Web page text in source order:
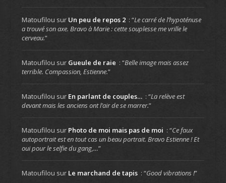
Matoufilou sur Un peu de repos 2 : “Le carré de l’hypoténuse
a trouvé son axe. Bravo à Marie : cette souplesse me vrille le
cerveau.”
Matoufilou sur Gueule de raie : “Belle image mais assez
terrible. Compassion, Estienne.”
Matoufilou sur En parlant de couples… : “La relève est
devant mais les anciens ont l’air de se marrer.”
Matoufilou sur Photo de moi mais pas de moi : “Ce faux
autoportrait est en tout cas un beau portrait. Bravo Estienne ! Et
oui pour le selfie du gang,…”
Matoufilou sur Le marchand de tapis : “Good vibrations !”